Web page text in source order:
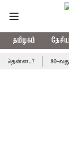
தமிழகம்
80-வது